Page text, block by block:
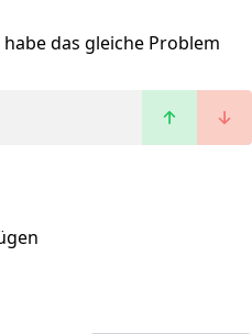
habe das gleiche Problem